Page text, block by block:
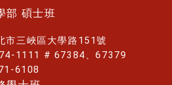
部 碩士班
市三峽區大學路151號
1111 # 67384、67379
6108